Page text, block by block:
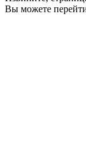
Вы можете